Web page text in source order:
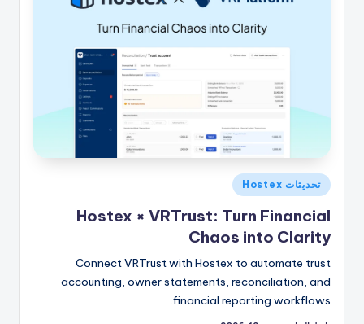
نُشر
في
تحديثات Hostex
Hostex × VRTrust: Turn Financial
Chaos into Clarity
Connect VRTrust with Hostex to automate trust
accounting, owner statements, reconciliation, and
financial reporting workflows.